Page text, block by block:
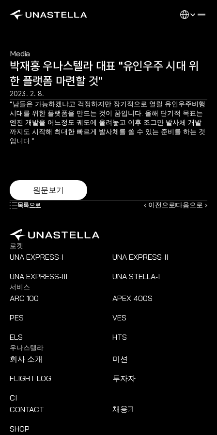
Media
박재홍 우나스텔라 대표 "유인우주 시대 위
한 플랫폼 마련할 것"
2023. 2. 8.
“남들은 가능하겠냐고 걱정하지만 장기적으로 열릴 유인우주비행
시대를 위한 플랫폼을 만드는 것이 꿈입니다. 올해 단기적 목표는
엔진 개발을 어느정도 궤도에 올려놓고 이후 조그만 발사체 개발
까지도 시작해 최대한 빠르게 발사체를 쏠 수 있는 준비를 하는 것
입니다.”
원문보기
목록으로 ‹ 이전으로다음으로 ›
로켓
UNA EXPRESS-I UNA EXPRESS-II
UNA EXPRESS-III UNA STELLA-I
서비스
ARC 100
APEX 400S
PES
VES
ELS
HTS
우나스텔라
회사 소개
미션
FLIGHT LOG
투자자
CI
CONTACT
채용
SHOP
Select